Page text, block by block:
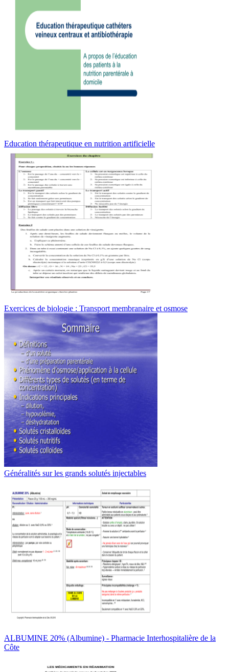
Education thérapeutique en nutrition artificielle
Exercices de biologie : Transport membranaire et osmose
Généralités sur les grands solutés injectables
ALBUMINE 20% (Albumine) - Pharmacie Interhospitalière de la
Côte